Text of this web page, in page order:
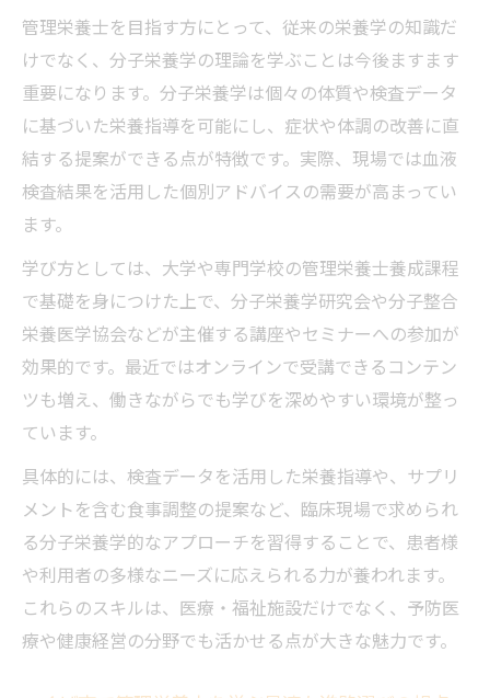
管理栄養士を目指す方にとって、従来の栄養学の知識だ
けでなく、分子栄養学の理論を学ぶことは今後ますます
重要になります。分子栄養学は個々の体質や検査データ
に基づいた栄養指導を可能にし、症状や体調の改善に直
結する提案ができる点が特徴です。実際、現場では血液
検査結果を活用した個別アドバイスの需要が高まってい
ます。
学び方としては、大学や専門学校の管理栄養士養成課程
で基礎を身につけた上で、分子栄養学研究会や分子整合
栄養医学協会などが主催する講座やセミナーへの参加が
効果的です。最近ではオンラインで受講できるコンテン
ツも増え、働きながらでも学びを深めやすい環境が整っ
ています。
具体的には、検査データを活用した栄養指導や、サプリ
メントを含む食事調整の提案など、臨床現場で求められ
る分子栄養学的なアプローチを習得することで、患者様
や利用者の多様なニーズに応えられる力が養われます。
これらのスキルは、医療・福祉施設だけでなく、予防医
療や健康経営の分野でも活かせる点が大きな魅力です。